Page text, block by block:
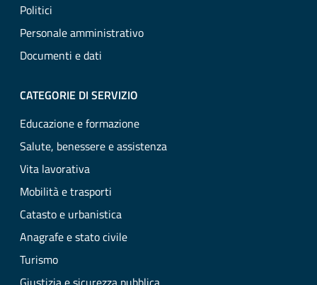
Politici
Personale amministrativo
Documenti e dati
CATEGORIE DI SERVIZIO
Educazione e formazione
Salute, benessere e assistenza
Vita lavorativa
Mobilità e trasporti
Catasto e urbanistica
Anagrafe e stato civile
Turismo